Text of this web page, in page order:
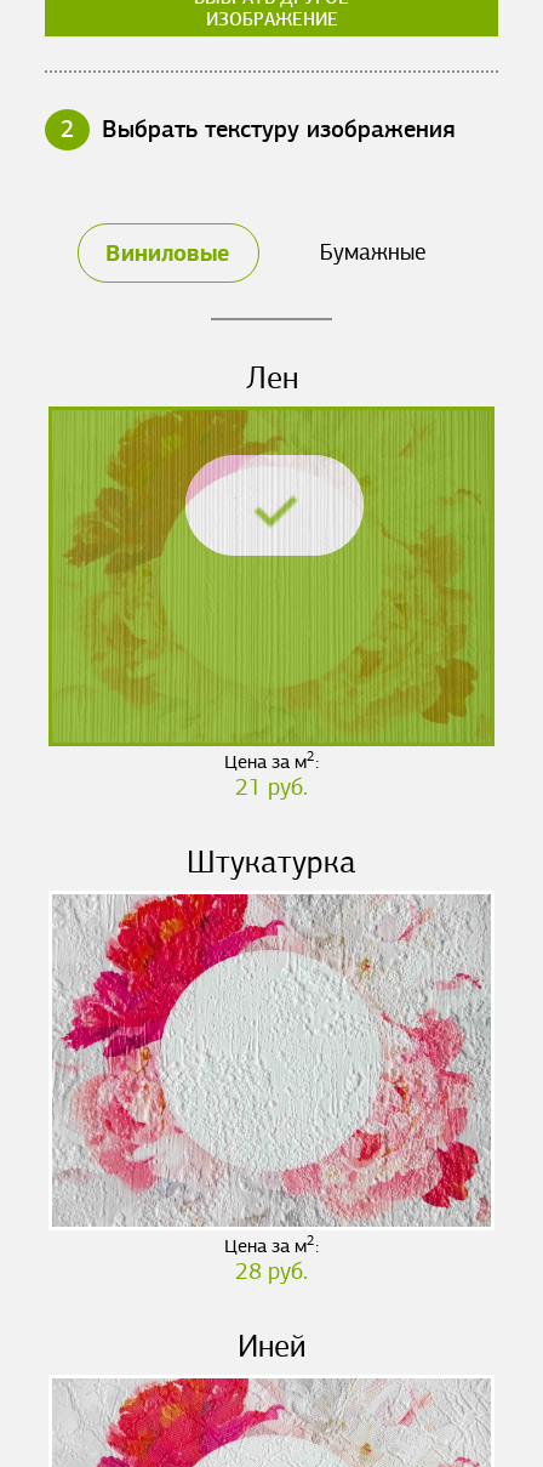
ИЗОБРАЖЕНИЕ
2 Выбрать текстуру изображения
Виниловые Бумажные
Лен
Цена за м2:
21 руб.
Штукатурка
Цена за м2:
28 руб.
Иней